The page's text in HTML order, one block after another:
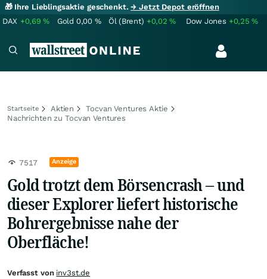
🎁 Ihre Lieblingsaktie geschenkt.→ Jetzt Depot eröffnen
DAX +0,69% Gold 0,00 % Öl (Brent) +0,02% Dow Jones +0,25%
Startseite Aktien
Tocvan Ventures Aktie
Nachrichten zu Tocvan Ventures
7517 Anzeige
Gold trotzt dem Börsencrash – und
dieser Explorer liefert historische
Bohrergebnisse nahe der
Oberfläche!
Verfasst von inv3st.de